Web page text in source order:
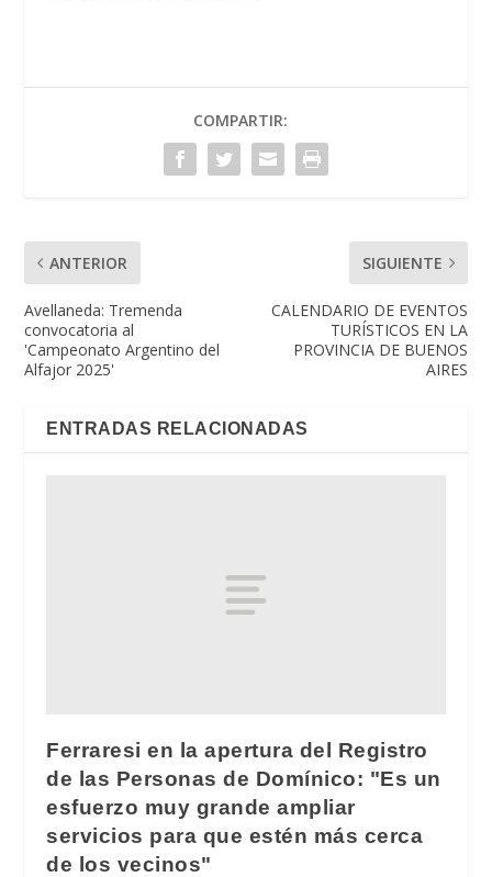
COMPARTIR:
ANTERIOR
Avellaneda: Tremenda
convocatoria al
'Campeonato Argentino del
Alfajor 2025'
SIGUIENTE
CALENDARIO DE EVENTOS
TURÍSTICOS EN LA
PROVINCIA DE BUENOS
AIRES
ENTRADAS RELACIONADAS
Ferraresi en la apertura del Registro
de las Personas de Domínico: "Es un
esfuerzo muy grande ampliar
servicios para que estén más cerca
de los vecinos"